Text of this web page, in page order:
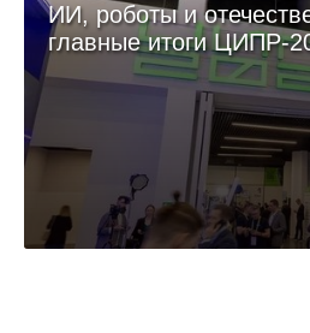
ИИ, роботы и
главные итоги ЦИПР-